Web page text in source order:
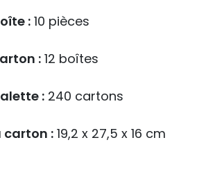
: 10 pièces
: 12 boîtes
: 240 cartons
carton : 19,2 x 27,5 x 16 cm